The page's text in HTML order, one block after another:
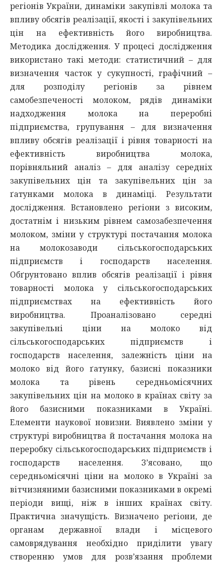
регіонів України, динаміки закупівлі молока та
впливу обсягів реалізації, якості і закупівельних
цін на ефективність його виробництва.
Методика дослідження. У процесі дослідження
використано такі методи: статистичний – для
визначення часток у сукупності, графічний –
для розподілу регіонів за рівнем
самобезпеченості молоком, рядів динаміки
надходження молока на переробні
підприємства, групування – для визначення
впливу обсягів реалізації і рівня товарності на
ефективність виробництва молока,
порівняльний аналіз – для аналізу середніх
закупівельних цін та закупівельних цін за
ґатунками молока в динаміці. Результати
дослідження. Встановлено регіони з високим,
достатнім і низьким рівнем самозабезпечення
молоком, зміни у структурі постачання молока
на молокозаводи сільськогосподарських
підприємств і господарств населення.
Обґрунтовано вплив обсягів реалізації і рівня
товарності молока у сільськогосподарських
підприємствах на ефективність його
виробництва. Проаналізовано середні
закупівельні ціни на молоко від
сільськогосподарських підприємств і
господарств населення, залежність ціни на
молоко від його ґатунку, базисні показники
молока та рівень середньомісячних
закупівельних цін на молоко в країнах світу за
його базисними показниками в Україні.
Елементи наукової новизни. Виявлено зміни у
структурі виробництва й постачання молока на
переробку сільськогосподарських підприємств і
господарств населення. З’ясовано, що
середньомісячні ціни на молоко в Україні за
вітчизняними базисними показниками в окремі
періоди вищі, ніж в інших країнах світу.
Практична значущість. Визначено регіони, де
органам державної влади і місцевого
самоврядування необхідно приділити увагу
створенню умов для розв’язання проблеми